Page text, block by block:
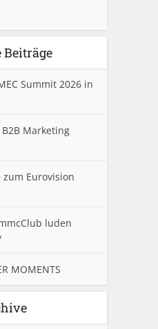
Beiträge
Summit 2026 in
B2B Marketing
zum Eurovision
luden
MOMENTS